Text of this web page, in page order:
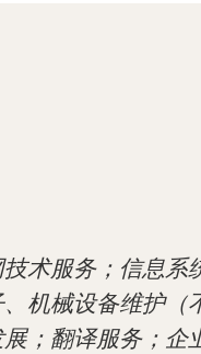
术服务；信息系
机械设备维护（
；翻译服务；企